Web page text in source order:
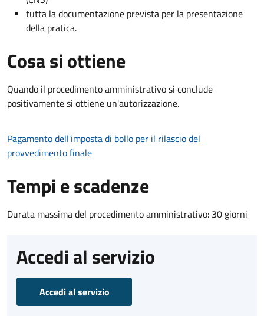
tutta la documentazione prevista per la presentazione
della pratica.
Cosa si ottiene
Quando il procedimento amministrativo si conclude
positivamente si ottiene un'autorizzazione.
Pagamento dell'imposta di bollo per il rilascio del
provvedimento finale
Tempi e scadenze
Durata massima del procedimento amministrativo: 30 giorni
Accedi al servizio
Accedi al servizio